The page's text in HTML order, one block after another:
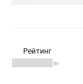
Рейтинг
(0)